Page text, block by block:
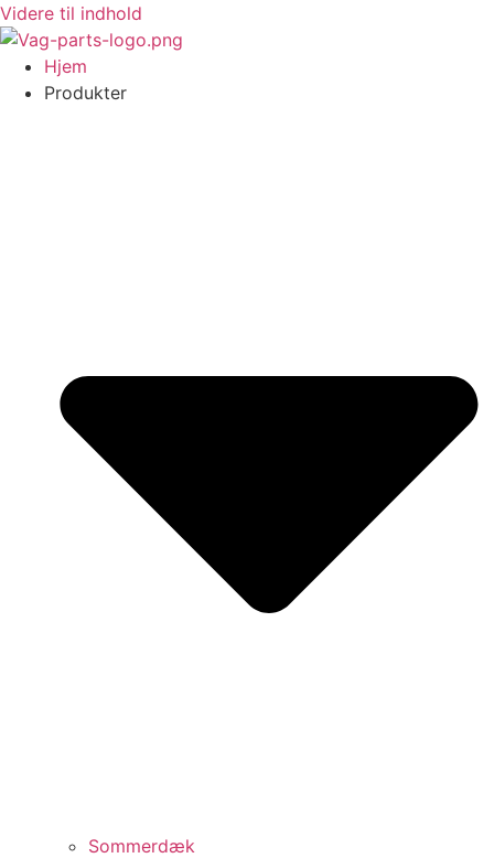
Videre til indhold
Hjem
Produkter
Sommerdæk